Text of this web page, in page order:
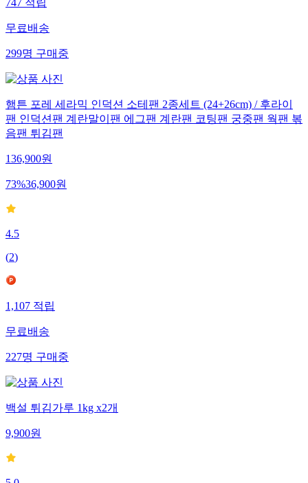
747적립
무료배송
299명구매중
햄튼 포레 세라믹 인덕션 소테팬 2종세트 (24+26cm) / 후라이
팬 인덕션팬 계란말이팬 에그팬 계란팬 코팅팬 궁중팬 웍팬 볶
음팬 튀김팬
136,900원
73%36,900원
4.5
(2)
1,107적립
무료배송
227명구매중
백설 튀김가루 1kg x2개
9,900원